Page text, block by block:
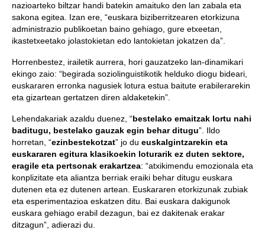
nazioarteko biltzar handi batekin amaituko den lan zabala eta
sakona egitea. Izan ere, “euskara biziberritzearen etorkizuna
administrazio publikoetan baino gehiago, gure etxeetan,
ikastetxeetako jolastokietan edo lantokietan jokatzen da”.
Horrenbestez, irailetik aurrera, hori gauzatzeko lan-dinamikari
ekingo zaio: “begirada soziolinguistikotik helduko diogu bideari,
euskararen erronka nagusiek lotura estua baitute erabilerarekin
eta gizartean gertatzen diren aldaketekin”.
Lehendakariak azaldu duenez, “bestelako emaitzak lortu nahi
baditugu, bestelako gauzak egin behar ditugu”. Ildo
horretan, “ezinbestekotzat” jo du euskalgintzarekin eta
euskararen egitura klasikoekin loturarik ez duten sektore,
eragile eta pertsonak erakartzea: “atxikimendu emozionala eta
konplizitate eta aliantza berriak eraiki behar ditugu euskara
dutenen eta ez dutenen artean. Euskararen etorkizunak zubiak
eta esperimentazioa eskatzen ditu. Bai euskara dakigunok
euskara gehiago erabil dezagun, bai ez dakitenak erakar
ditzagun”, adierazi du.